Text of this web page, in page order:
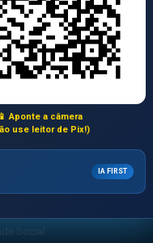
📱 Aponte a câmera
use leitor de Pix!)
IA FIRST